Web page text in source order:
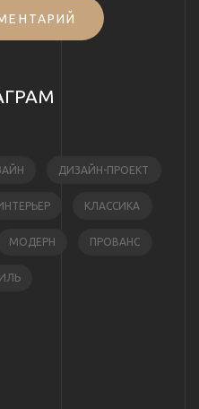
ДИЗАЙН-ПРОЕКТ
КЛАССИКА
МОДЕРН ПРОВАНС